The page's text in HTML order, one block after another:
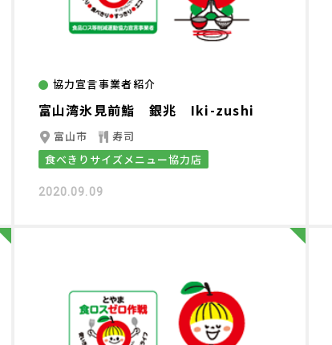
協力宣言事業者紹介
富山湾氷見前鮨 銀兆 Iki-zushi
富山市
寿司
食べきりサイズメニュー協力店
2020.09.09